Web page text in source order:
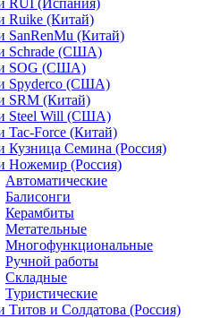
Ruike (Китай)
SanRenMu (Китай)
Schrade (США)
SOG (США)
Spyderco (США)
SRM (Китай)
Steel Will (США)
Tac-Force (Китай)
Кузница Семина (Россия)
Ножемир (Россия)
Автоматические
Балисонги
Керамбиты
Метательные
Многофункциональные
Ручной работы
Складные
Туристические
Титов и Солдатова (Россия)